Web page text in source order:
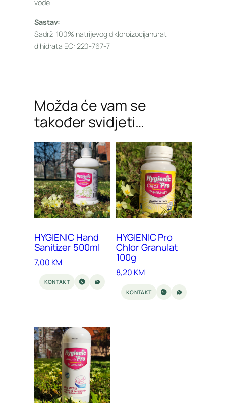
vode
Sastav:
Sadrži 100% natrijevog dikloroizocijanurat
dihidrata EC: 220-767-7
Možda će vam se
također svidjeti…
HYGIENIC Hand
Sanitizer 500ml
7,00 KM
KONTAKT
HYGIENIC Pro
Chlor Granulat
100g
8,20 KM
KONTAKT